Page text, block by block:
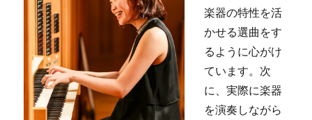
楽器の特性を活
かせる選曲をす
るように心がけ
ています。次
に、実際に楽器
を演奏しながら